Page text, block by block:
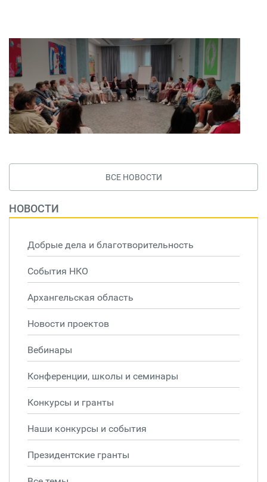
ВСЕ НОВОСТИ
НОВОСТИ
Добрые дела и благотворительность
События НКО
Архангельская область
Новости проектов
Вебинары
Конференции, школы и семинары
Конкурсы и гранты
Наши конкурсы и события
Президентские гранты